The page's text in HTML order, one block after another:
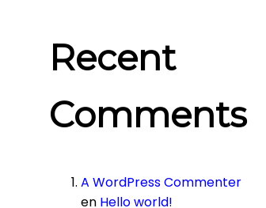
Recent
Comments
A WordPress Commenter
en Hello world!